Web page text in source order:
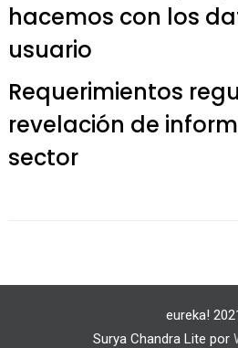
hacemos con los
usuario
Requerimientos
revelación de
sector
eureka!
Surya Chandra Lite por